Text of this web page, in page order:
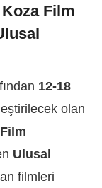
Film
12-18
olan
Ulusal
filmleri